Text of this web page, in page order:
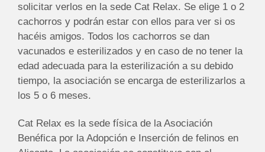
solicitar verlos en la sede Cat Relax. Se elige 1 o 2
cachorros y podrán estar con ellos para ver si os
hacéis amigos. Todos los cachorros se dan
vacunados e esterilizados y en caso de no tener la
edad adecuada para la esterilización a su debido
tiempo, la asociación se encarga de esterilizarlos a
los 5 o 6 meses.
Cat Relax es la sede física de la Asociación
Benéfica por la Adopción e Inserción de felinos en